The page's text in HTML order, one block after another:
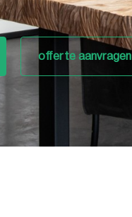
offerte aanvragen